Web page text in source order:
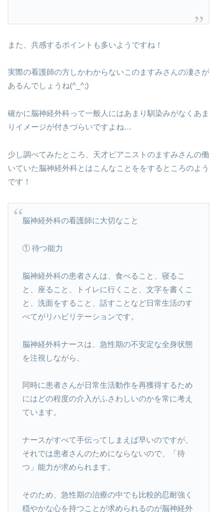
また、共感するポイントも多いようですね！
実際の看護師の方しかわからないこのますみさんの凄さが
あるんでしょうね(^_^;)
確かに脳神経外科って一般人にはあまり馴染みがなくあま
りイメージが付きづらいですよね…
少し調べてみたところ、天才ピアニストのますみさんの働
いていた脳神経外科とはこんなことををするところのよう
です！
脳神経外科の看護師に大切なこと
① 待つ能力
脳神経外科の患者さんは、食べること、寝るこ
と、座ること、トイレに行くこと、文字を書くこ
と、洗面をすること、話すことなど日常生活のす
べてがリハビリテーションです。
脳神経外科ナースは、急性期の不安定な全身状態
を注視しながら、
同時に患者さんが日常生活動作を再獲得するため
にはどの程度の介入がふさわしいのかを常に考え
ています。
ナースがすべて手伝ってしまえば早いのですが、
それでは患者さんのためにならないので、「待
つ」能力が求められます。
そのため、急性期の治療の中でも比較的忍耐強く
穏やかな心を持つことが求められるのが脳神経外